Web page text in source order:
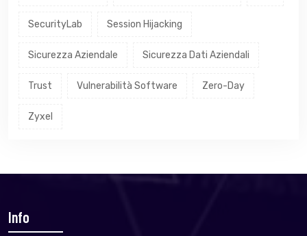
SecurityLab Session Hijacking
Sicurezza Aziendale Sicurezza Dati Aziendali
Trust Vulnerabilità Software Zero-Day
Zyxel
Info